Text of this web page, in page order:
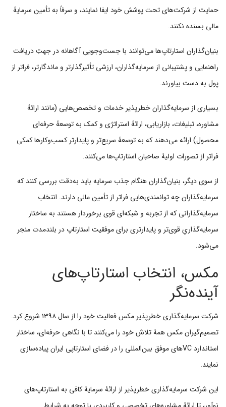
حمایت از شرکت‌های تحت پوشش خود ایفا نمایند، و سرفاً به تأمین سرمایهٔ
مالی بسنده نکنند.
بنیان‌گذاران استارتاپ‌ها می‌توانند با جست‌وجویی آگاهانه در جهتِ دریافت
راهنمایی و پشتیبانی از سرمایه‌گذاران، ارزشی تأثیرگذارتر و ماندگارتر، فراتر از
پول به دست بیاورند.
بسیاری از سرمایه‌گذاران خطرپذیر خدمات و تخصص‌هایی (مانند ارائهٔ
مشاوره، تبلیغات، بازاریابی، ارائهٔ استراتژی و کمک به توسعهٔ حرفه‌ای
محصول) ارائه می‌دهند که به توسعهٔ سریع‌تر و پایدارتر کسب‌وکارها کمکی
فراتر از تصورات اولیهٔ صاحبان استارتاپ‌ها می‌کنند.
از سوی دیگر، بنیان‌گذاران هنگام جذب سرمایه باید به‌دقت بررسی کنند که
سرمایه‌گذاران چه توانمندی‌هایی فراتر از تأمین مالی دارند. انتخاب
سرمایه‌گذارانی که از تجربه و شبکه‌ای قوی برخوردار هستند به ساختار
سرمایه‌گذاریِ قوی‌تر و پایدارتری برای موفقیت استارتاپ در بلندمدت منجر
می‌شود.
مکس، انتخاب استارتاپ‌های
آینده‌نگر
شرکت سرمایه‌گذاری خطرپذیر مکس فعالیت خود را از سال ۱۳۹۸ شروع کرد.
تصمیم‌گیران مکس همهٔ تلاش خود را می‌کنند تا با نگاهی حرفه‌ای، ساختار
استاندارد VCهای موفق بین‌المللی را در فضای استارتاپی ایران پیاده‌سازی
نمایند.
این شرکت سرمایه‌گذاری خطرپذیر از ارائهٔ سرمایهٔ کافی به استارتاپ‌های